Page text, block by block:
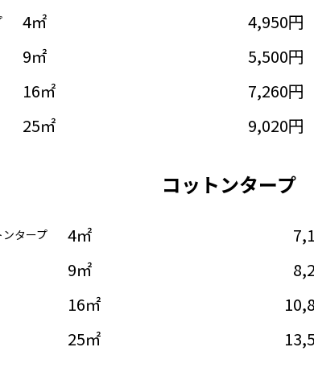
4㎡
4,950円
9㎡
5,500円
16㎡
7,260円
25㎡
9,020円
コットンタープ
4㎡
9㎡
16㎡
25㎡